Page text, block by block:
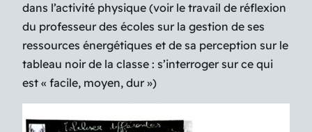
dans l’activité physique (voir le travail de réflexion
du professeur des écoles sur la gestion de ses
ressources énergétiques et de sa perception sur le
tableau noir de la classe : s’interroger sur ce qui
est « facile, moyen, dur »)